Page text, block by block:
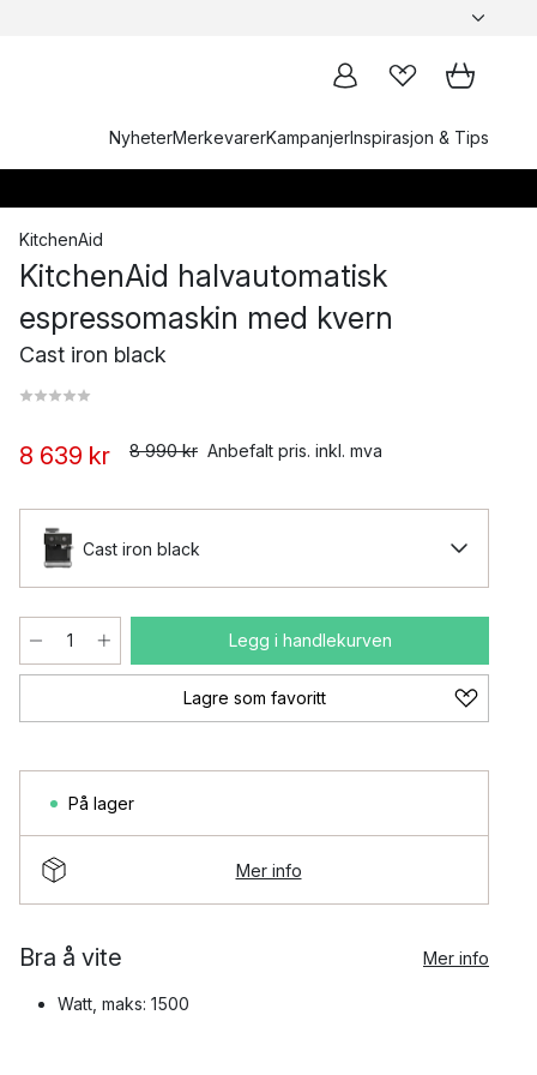
NyheterMerkevarerKampanjerInspirasjon & Tips
KitchenAid
KitchenAid halvautomatisk
espressomaskin med kvern
Cast iron black
8 639 kr 8 990 kr Anbefalt pris. inkl. mva
Cast iron black
Legg i handlekurven
Lagre som favoritt
På lager
Mer info
Bra å vite Mer info
Watt, maks: 1500